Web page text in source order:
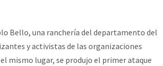
Bello, una ranchería del departamento del
y activistas de las organizaciones
mismo lugar, se produjo el primer ataque